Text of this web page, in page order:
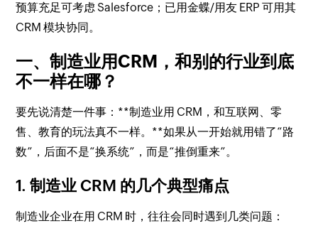
预算充足可考虑 Salesforce；已用金蝶/用友 ERP 可用其
CRM 模块协同。
一、制造业用CRM，和别的行业到底
不一样在哪？
要先说清楚一件事：**制造业用 CRM，和互联网、零
售、教育的玩法真不一样。**如果从一开始就用错了“路
数”，后面不是“换系统”，而是“推倒重来”。
1. 制造业 CRM 的几个典型痛点
制造业企业在用 CRM 时，往往会同时遇到几类问题：